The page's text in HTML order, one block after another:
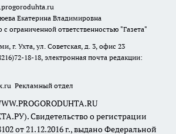
Екатерина Владимировна
ограниченной ответственностью "Газета"
г. Ухта, ул. Советская, д. 3, офис 23
18-18, электронная почта редакции:
Рекламный отдел
Свидетельство о регистрации
от 21.12.2016 г., выдано Федеральной